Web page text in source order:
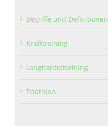
Begriffe und Definitionen
Krafttraining
Langhanteltraining
Triathlon